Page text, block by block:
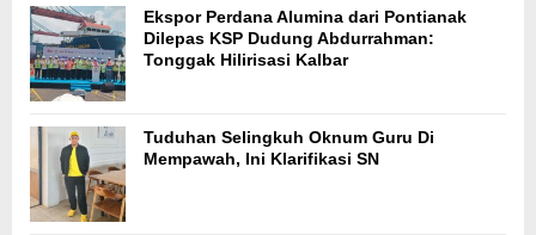
Ekspor Perdana Alumina dari Pontianak
Dilepas KSP Dudung Abdurrahman:
Tonggak Hilirisasi Kalbar
Tuduhan Selingkuh Oknum Guru Di
Mempawah, Ini Klarifikasi SN